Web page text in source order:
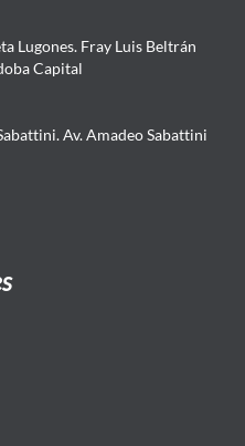
Lugones. Fray Luis Beltrán
Capital
Av. Amadeo Sabattini